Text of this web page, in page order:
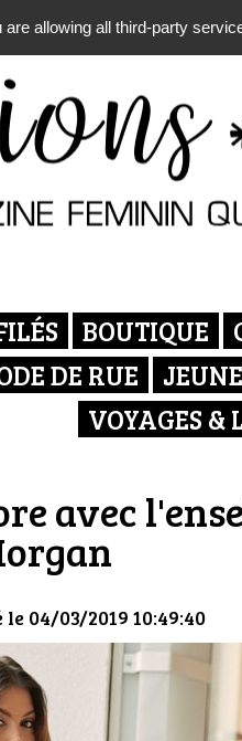
BOUTIQUE
DE RUE
VOYAGES &
avec
le 04/03/2019 10:49:40
are allowing all third-party